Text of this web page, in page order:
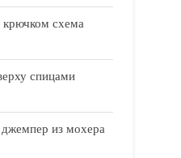
крючком схема
спицами
из мохера